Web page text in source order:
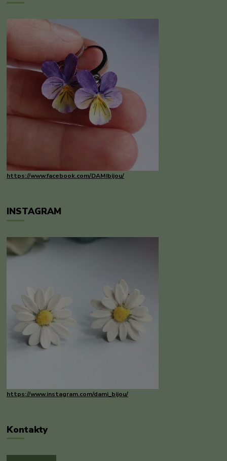
https://www.facebook.com/DAMIbijou/
INSTAGRAM
https://www.instagram.com/dami_bijou/
Kontakty